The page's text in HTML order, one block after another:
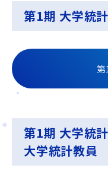
第1期 大学統
第1期 大学統
大学統計教員